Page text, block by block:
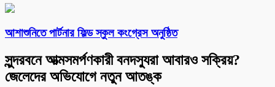
আশাশুনিতে পার্টনার ফিল্ড স্কুল কংগ্রেস অনুষ্ঠিত
সুন্দরবনে আত্মসমর্পণকারী বনদস্যুরা আবারও সক্রিয়?
জেলেদের অভিযোগে নতুন আতঙ্ক